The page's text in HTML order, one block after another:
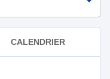
CALENDRIER